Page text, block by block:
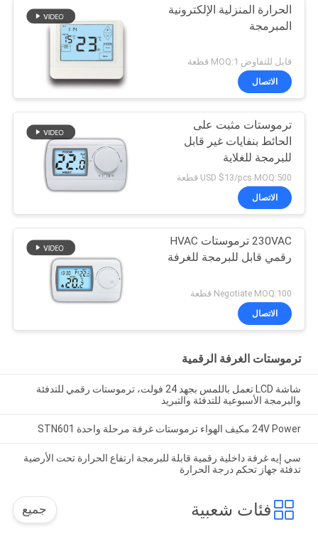
الحرارة المنزلية الإلكترونية
المبرمجة
قابل للتفاوض MOQ:1 قطعة
الاتصال
ترموستات مثبت على
الحائط بنفايات غير قابل
للبرمجة للغلاية
USD $13/pcs MOQ:500 قطعة
الاتصال
230VAC ترموستات HVAC
رقمي قابل للبرمجة للغرفة
Negotiate MOQ:100 قطعة
الاتصال
ترموستات الغرفة الرقمية
شاشة LCD تعمل باللمس بجهد 24 فولت، ترموستات رقمي للتدفئة
والبرمجة الأسبوعية للتدفئة والتبريد
24V Power مكيف الهواء ترموستات غرفة مرحلة واحدة STN601
سي إيه غرفة داخلية رقمية قابلة للبرمجة ارتفاع الحرارة تحت الأرضية
تدفئة جهاز تحكم درجة الحرارة
فئات شعبية جميع